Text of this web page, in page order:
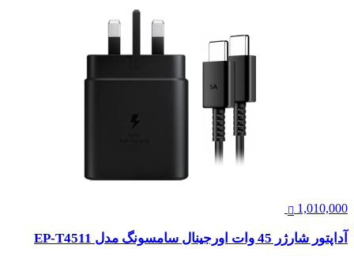
1,010,000
آداپتور شارژر 45 وات اورجینال سامسونگ مدل EP-T4511